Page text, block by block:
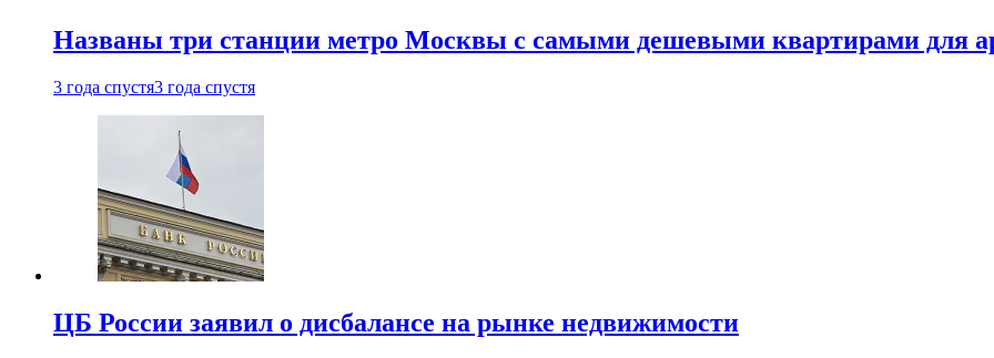
Названы три станции метро Москвы с самыми дешевыми квартирами для
3 года спустя3 года спустя
ЦБ России заявил о дисбалансе на рынке недвижимости